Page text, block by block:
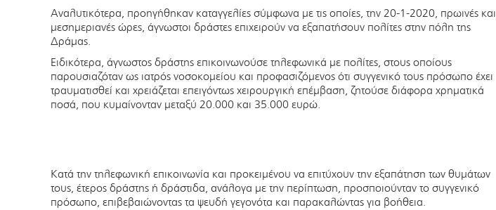
Αναλυτικότερα, προηγήθηκαν καταγγελίες σύμφωνα με τις οποίες, την 20-1-2020, πρωινές και
μεσημεριανές ώρες, άγνωστοι δράστες επιχειρούν να εξαπατήσουν πολίτες στην πόλη της
Δράμας.
Ειδικότερα, άγνωστος δράστης επικοινωνούσε τηλεφωνικά με πολίτες, στους οποίους
παρουσιαζόταν ως ιατρός νοσοκομείου και προφασιζόμενος ότι συγγενικό τους πρόσωπο έχει
τραυματισθεί και χρειάζεται επειγόντως χειρουργική επέμβαση, ζητούσε διάφορα χρηματικά
ποσά, που κυμαίνονταν μεταξύ 20.000 και 35.000 ευρώ.
Κατά την τηλεφωνική επικοινωνία και προκειμένου να επιτύχουν την εξαπάτηση των θυμάτων
τους, έτερος δράστης ή δράστιδα, ανάλογα με την περίπτωση, προσποιούνταν το συγγενικό
πρόσωπο, επιβεβαιώνοντας τα ψευδή γεγονότα και παρακαλώντας για βοήθεια.